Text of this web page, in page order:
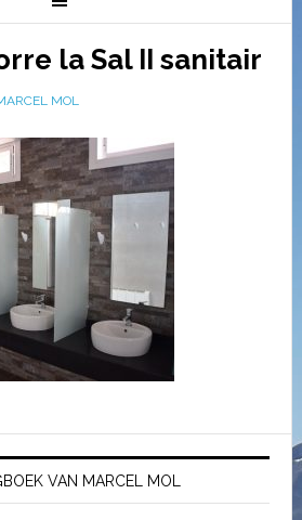
la Sal II sanitair
MOL
VAN MARCEL MOL